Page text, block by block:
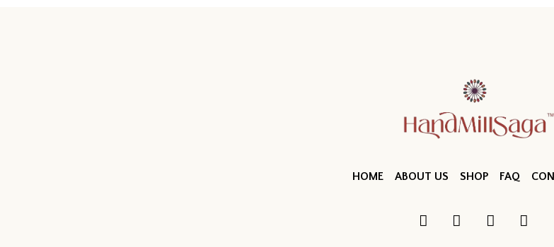
HOME ABOUT US SHOP FAQ